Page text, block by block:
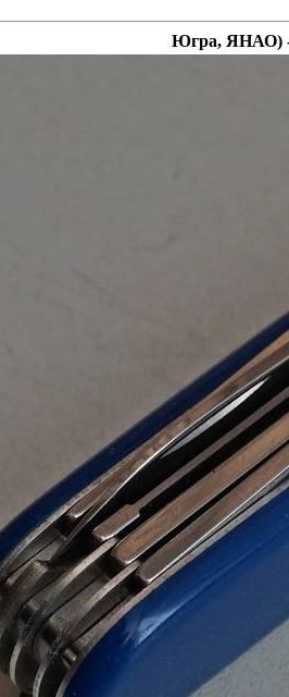
Югра, ЯНАО) -